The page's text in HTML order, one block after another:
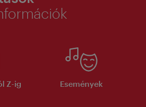
Z-ig Események